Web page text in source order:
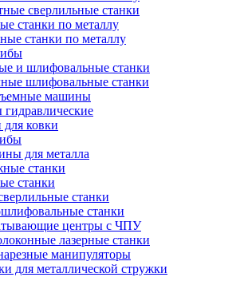
сверлильные станки
станки по металлу
станки по металлу
и шлифовальные станки
шлифовальные станки
машины
ковки
для металла
станки
станки
станки
станки
центры с ЧПУ
лазерные станки
манипуляторы
для металлической стружки